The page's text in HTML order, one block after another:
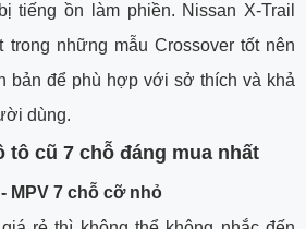
tiếng ồn làm phiền. Nissan X-Trail
những mẫu Crossover tốt nên
bản để phù hợp với sở thích và khả
dùng.
tô cũ 7 chỗ đáng mua nhất
MPV 7 chỗ cỡ nhỏ